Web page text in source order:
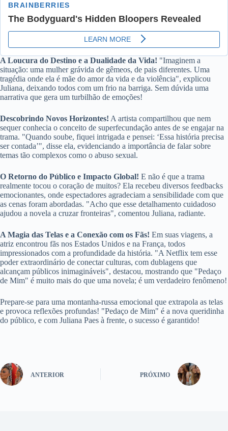
A Loucura do Destino e a Dualidade da Vida! "Imaginem a
situação: uma mulher grávida de gêmeos, de pais diferentes. Uma
tragédia onde ela é mãe do amor da vida e da violência", explicou
Juliana, deixando todos com um frio na barriga. Sem dúvida uma
narrativa que gera um turbilhão de emoções!
Descobrindo Novos Horizontes! A artista compartilhou que nem
sequer conhecia o conceito de superfecundação antes de se engajar na
trama. "Quando soube, fiquei intrigada e pensei: ‘Essa história precisa
ser contada’", disse ela, evidenciando a importância de falar sobre
temas tão complexos como o abuso sexual.
O Retorno do Público e Impacto Global! E não é que a trama
realmente tocou o coração de muitos? Ela recebeu diversos feedbacks
emocionantes, onde espectadores agradeciam a sensibilidade com que
as cenas foram abordadas. "Acho que esse detalhamento cuidadoso
ajudou a novela a cruzar fronteiras", comentou Juliana, radiante.
A Magia das Telas e a Conexão com os Fãs! Em suas viagens, a
atriz encontrou fãs nos Estados Unidos e na França, todos
impressionados com a profundidade da história. "A Netflix tem esse
poder extraordinário de conectar culturas, com dublagens que
alcançam públicos inimagináveis", destacou, mostrando que "Pedaço
de Mim" é muito mais do que uma novela; é um verdadeiro fenômeno!
Prepare-se para uma montanha-russa emocional que extrapola as telas
e provoca reflexões profundas! "Pedaço de Mim" é a nova queridinha
do público, e com Juliana Paes à frente, o sucesso é garantido!
ANTERIOR PRÓXIMO